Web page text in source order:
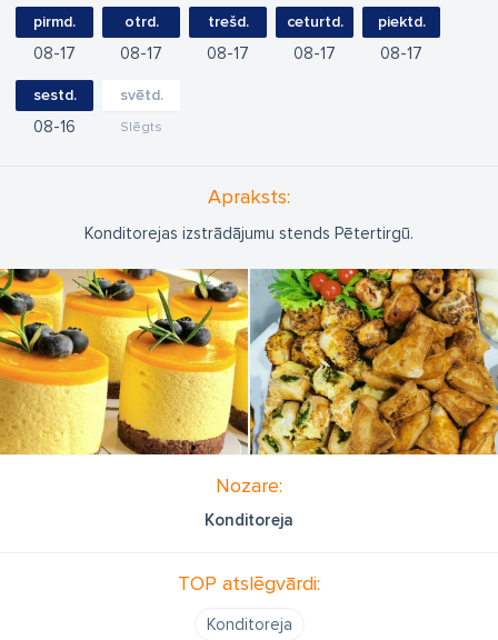
pirmd.
08 17
otrd.
08 17
trešd.
08 17
ceturtd.
08 17
piektd.
08 17
sestd.
08 16
svētd.
Slēgts
Apraksts:
Konditorejas izstrādājumu stends Pētertirgū.
Nozare:
Konditoreja
TOP atslēgvārdi:
Konditoreja